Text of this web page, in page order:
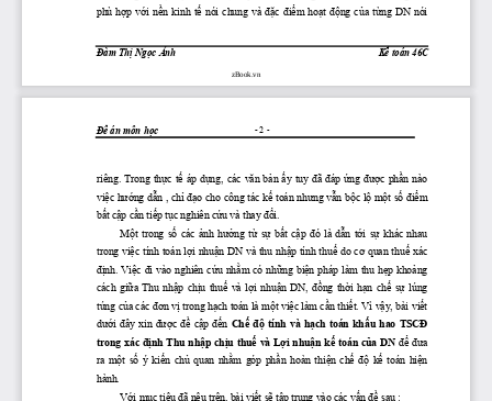
Đàm Thị Ngọc Ánh Kế toán 46C
phù hợp với nền
  kinh
tế
  nói  chung  và
đặc điểm hoạt động của từng
  DN  nói
zBook.vn
Đề án môn học - 2 -
riêng.  Trong thực tế
  áp
dụng,
  các
văn bản ấy
  tuy
đã đáp ứng được phần
  nào
việc hướng dẫn , chỉ đạo cho công tác kế toán nhưng vẫn bộc lộ một số điểm
bất cập cần tiếp tục nghiên cứu và thay đổi.
Một
  trong
số
  các
ảnh hưởng từ sự bất cập đó
  là
dẫn tới sự
  khác  nhau
trong việc tính toán lợi nhuận DN và thu nhập tính thuế do cơ quan thuế xác
định. Việc đi vào nghiên cứu nhằm có những biện pháp làm thu hẹp khoảng
cách giữa
  Thu
nhập chịu thuế
  và
lợi nhuận
  DN,
đồng thời hạn chế sự
  lúng
túng của các đơn vị trong hạch toán là một việc làm cần thiết. Vì vậy, bài viết
dưới đây
  xin
được đề cập đến Chế độ
  tính  và
hạch
  toán
khấu
  hao
TSCĐ
trong xác định Thu nhập chịu thuế và Lợi nhuận kế toán của DN để đưa
ra một số
  ý
kiến chủ
  quan
nhằm
  góp
phần
  hoàn
thiện chế độ kế
  toán
hiện
hành.
Với mục tiêu đã nêu trên, bài viết sẽ tập trung vào các vấn đề sau :